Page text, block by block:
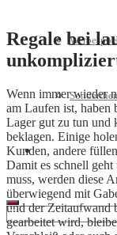
Geschäftskonto
Regale bei
Wenn immer wieder
am Laufen ist, haben
Lager gut zu tun und
beklagen. Einige
Kunden, andere
Damit es schnell
muss, werden diese
überwiegend mit
und der Zeitaufwand
gearbeitet wird,